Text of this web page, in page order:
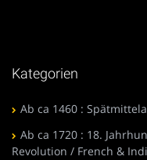
Kategorien
Ab ca 1460 :
Ab ca 1720 : 18.
Revolution / French &